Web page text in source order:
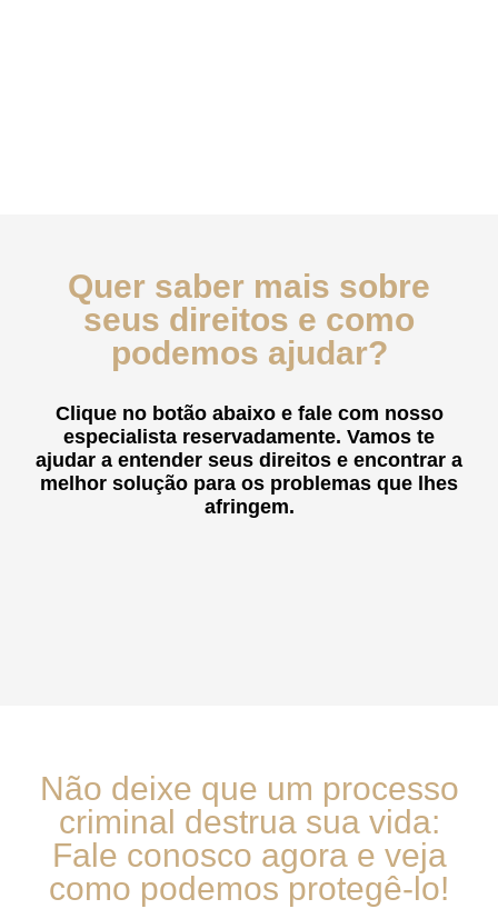
Quer saber mais sobre
seus direitos e como
podemos ajudar?
Clique no botão abaixo e fale com nosso
especialista reservadamente. Vamos te
ajudar a entender seus direitos e encontrar a
melhor solução para os problemas que lhes
afringem.
Não deixe que um processo
criminal destrua sua vida:
Fale conosco agora e veja
como podemos protegê-lo!